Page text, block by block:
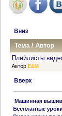
Вниз
Тема/Автор
Плейлисты
Автор E&M
Вверх
Машинная
Бесплатные